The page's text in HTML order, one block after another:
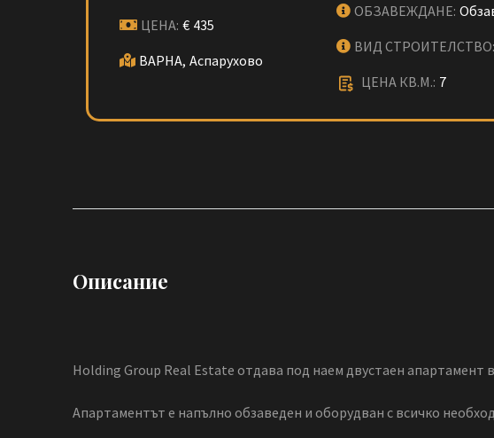
ЦЕНА: € 435
ВАРНА, Аспарухово
ОБЗАВЕЖДАНЕ:
ВИД СТРОИТЕЛСТВО:
ЦЕНА КВ.М.: 7
Описание
Holding Group Real Estate отдава под наем двустаен апартамент
Апартаментът е напълно обзаведен и оборудван с всичко